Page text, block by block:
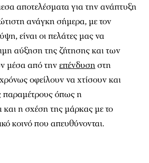
αποτελέσματα για την ανάπτυξη
ανάγκη σήμερα, με τον
είναι οι πελάτες μας να
αύξηση της ζήτησης και των
μέσα από τηνεπένδυσηστη
οφείλουν να χτίσουν και
παραμέτρους όπως η
και η σχέση της μάρκας με το
κοινό που απευθύνονται.